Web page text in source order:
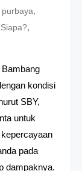
,
,
kondisi
SBY,
untuk
pada
dampaknya.